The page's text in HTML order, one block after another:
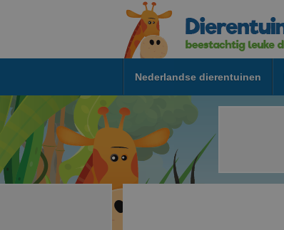
Nederlandse dierentuinen